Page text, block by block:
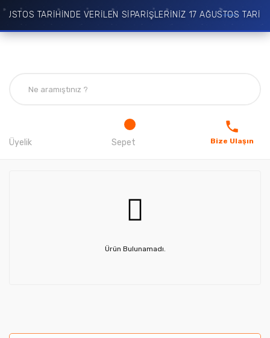
TARİHİNDE VERİLEN SİPARİŞLERİNİZ 17 AĞUSTOS
Üyelik Sepet Bize Ulaşın
Ürün Bulunamadı.